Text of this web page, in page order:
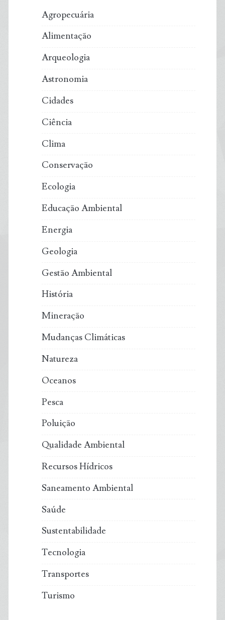
Agropecuária
Alimentação
Arqueologia
Astronomia
Cidades
Ciência
Clima
Conservação
Ecologia
Educação Ambiental
Energia
Geologia
Gestão Ambiental
História
Mineração
Mudanças Climáticas
Natureza
Oceanos
Pesca
Poluição
Qualidade Ambiental
Recursos Hídricos
Saneamento Ambiental
Saúde
Sustentabilidade
Tecnologia
Transportes
Turismo